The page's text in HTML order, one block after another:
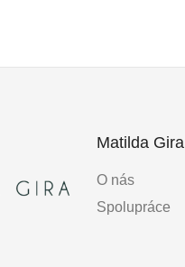
Matilda Gira
O nás
Spolupráce